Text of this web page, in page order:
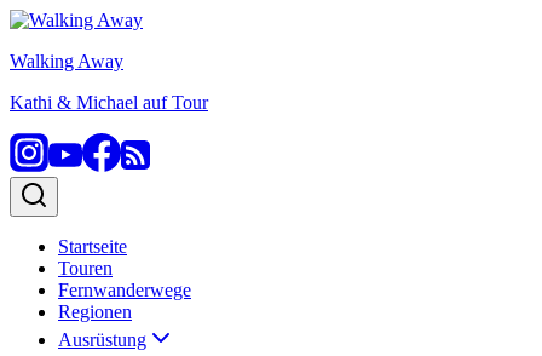
Zum
springen
Walking Away
Kathi & Michael auf Tour
Startseite
Touren
Fernwanderwege
Regionen
Ausrüstung